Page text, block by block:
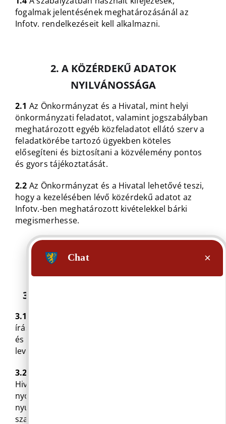
fogalmak jelentésének meghatározásánál az
Infotv. rendelkezéseit kell alkalmazni.
2. A KÖZÉRDEKŰ ADATOK
NYILVÁNOSSÁGA
2.1 Az Önkormányzat és a Hivatal, mint helyi
önkormányzati feladatot, valamint jogszabályban
meghatározott egyéb közfeladatot ellátó szerv a
feladatkörébe tartozó ügyekben köteles
elősegíteni és biztosítani a közvélemény pontos
és gyors tájékoztatását.
2.2 Az Önkormányzat és a Hivatal lehetővé teszi,
hogy a kezelésében lévő közérdekű adatot az
Infotv.-ben meghatározott kivételekkel bárki
megismerhesse.
3. A KÖZÉRDEKŰ ADATOK IGÉNYLÉSE
3.1
írásban vagy elektronikus úton az Önkormányzat
és a Hivatal elérhetőségeit (telefon, fax, e-mail,
levelezési cím) igénybe véve.
3.2
Hivatal által e célra rendszeresített
nyomtatványon – igénybejelentő lap kitöltésével –
nyújthatja be, mely igénybejelentő lap jelen
szabályzat 1. számú mellékletét képezi.